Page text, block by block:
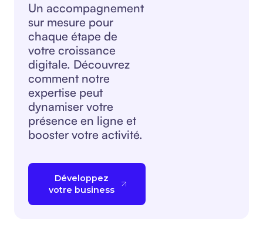
Un accompagnement
sur mesure pour
chaque étape de
votre croissance
digitale. Découvrez
comment notre
expertise peut
dynamiser votre
présence en ligne et
booster votre activité.
Développez
votre business